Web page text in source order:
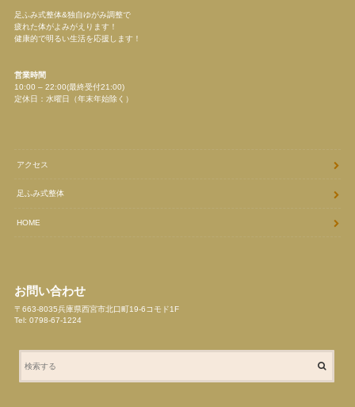
足ふみ式整体&独自ゆがみ調整で
疲れた体がよみがえります！
健康的で明るい生活を応援します！
営業時間
10:00 – 22:00(最終受付21:00)
定休日：水曜日（年末年始除く）
アクセス
足ふみ式整体
HOME
お問い合わせ
〒663-8035兵庫県西宮市北口町19-6コモド1F
Tel: 0798-67-1224